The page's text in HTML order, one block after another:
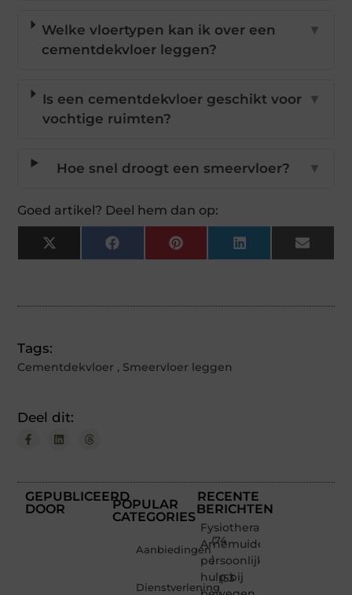
Welke vloertypen kan ik over een
cementdekvloer leggen?
▼
Is een cementdekvloer geschikt voor
vochtige ruimten?
▼
Hoe snel droogt een smeervloer? ▼
Goed artikel? Deel hem dan op:
X
(Twitter)
FacebookPinterestLinkedInEmail
Tags:
Cementdekvloer , Smeervloer leggen
Deel dit:
GEPUBLICEERD
DOOR
POPULAR
CATEGORIES
Aanbiedingen
(74
)
Dienstverlening
(53
RECENTE
BERICHTEN
Fysiotherapeut
Arnemuiden:
persoonlijke
hulp bij